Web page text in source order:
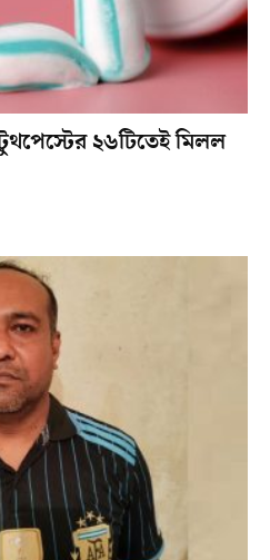
২৬টিতেই মিলল